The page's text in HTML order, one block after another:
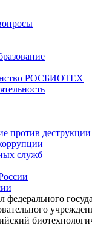
РОСБИОТЕХ
против деструкции
служб